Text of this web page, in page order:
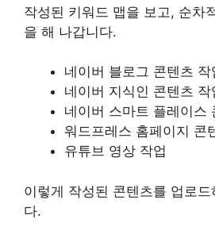
작성된 키워드 맵을 보고, 순차
을 해 나갑니다.
네이버 블로그 콘텐츠 작
네이버 지식인 콘텐츠 작
네이버 스마트 플레이스
워드프레스 홈페이지 콘
유튜브 영상 작업
이렇게 작성된 콘텐츠를 업로
다.